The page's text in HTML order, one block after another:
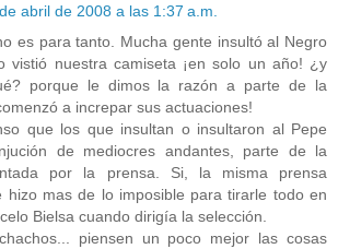
abril de 2008 a las 1:37 a.m.
es para tanto. Mucha gente insultó al Negro
vistió nuestra camiseta ¡en solo un año! ¿y
porque le dimos la razón a parte de la
a increpar sus actuaciones!
que los que insultan o insultaron al Pepe
de mediocres andantes, parte de la
por la prensa. Si, la misma prensa
hizo mas de lo imposible para tirarle todo en
Bielsa cuando dirigía la selección.
piensen un poco mejor las cosas